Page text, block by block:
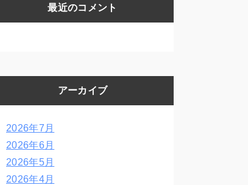
最近のコメント
アーカイブ
2026年7月
2026年6月
2026年5月
2026年4月